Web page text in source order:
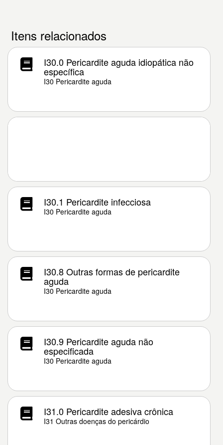
Itens relacionados
I30.0 Pericardite aguda idiopática não
específica
I30 Pericardite aguda
I30.1 Pericardite infecciosa
I30 Pericardite aguda
I30.8 Outras formas de pericardite
aguda
I30 Pericardite aguda
I30.9 Pericardite aguda não
especificada
I30 Pericardite aguda
I31.0 Pericardite adesiva crônica
I31 Outras doenças do pericárdio